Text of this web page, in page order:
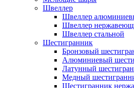
Швеллер
Швеллер
Швеллер
Швеллер стальной
Шестигранник
Бронзовый
Алюминиевый
Латунный
Медный
Шестигранник